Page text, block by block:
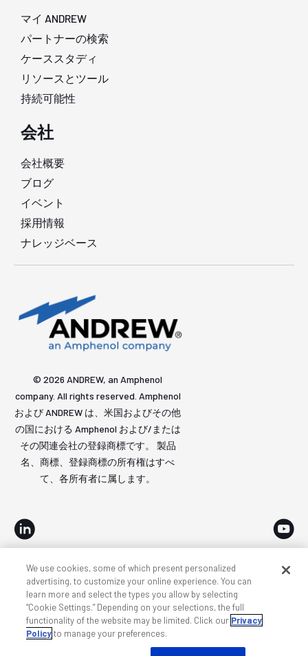
マイ ANDREW
パートナーの検索
ケーススタディ
リソースとツール
持続可能性
会社
会社概要
ブログ
イベント
採用情報
ナレッジベース
© 2026 ANDREW, an Amphenol
company. All rights reserved. Amphenol
および ANDREW は、米国およびその他
の国における Amphenol および/または
その関連会社の登録商標です。 製品
名、商標、登録商標の所有権はすべ
て、各所有者に属します。
アクセシビリティ プライバシーとクッキー
サイトマップ
We use cookies, some of which present personalized
advertising, to customize your online experience. You can
learn more and select the types you allow by selecting
“Cookie Settings.” Depending on your selections, the full
functionality of the website may be limited. Click our Privacy
Policyto manage your preferences.